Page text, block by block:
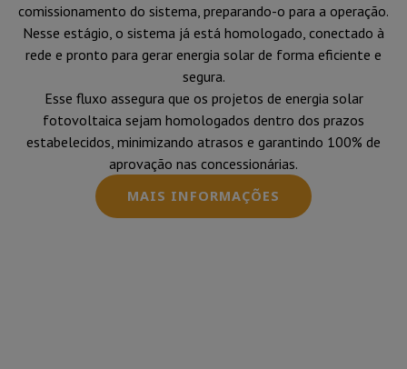
comissionamento do sistema, preparando-o para a operação.
Nesse estágio, o sistema já está homologado, conectado à
rede e pronto para gerar energia solar de forma eficiente e
segura.
Esse fluxo assegura que os projetos de energia solar
fotovoltaica sejam homologados dentro dos prazos
estabelecidos, minimizando atrasos e garantindo 100% de
aprovação nas concessionárias.
MAIS INFORMAÇÕES